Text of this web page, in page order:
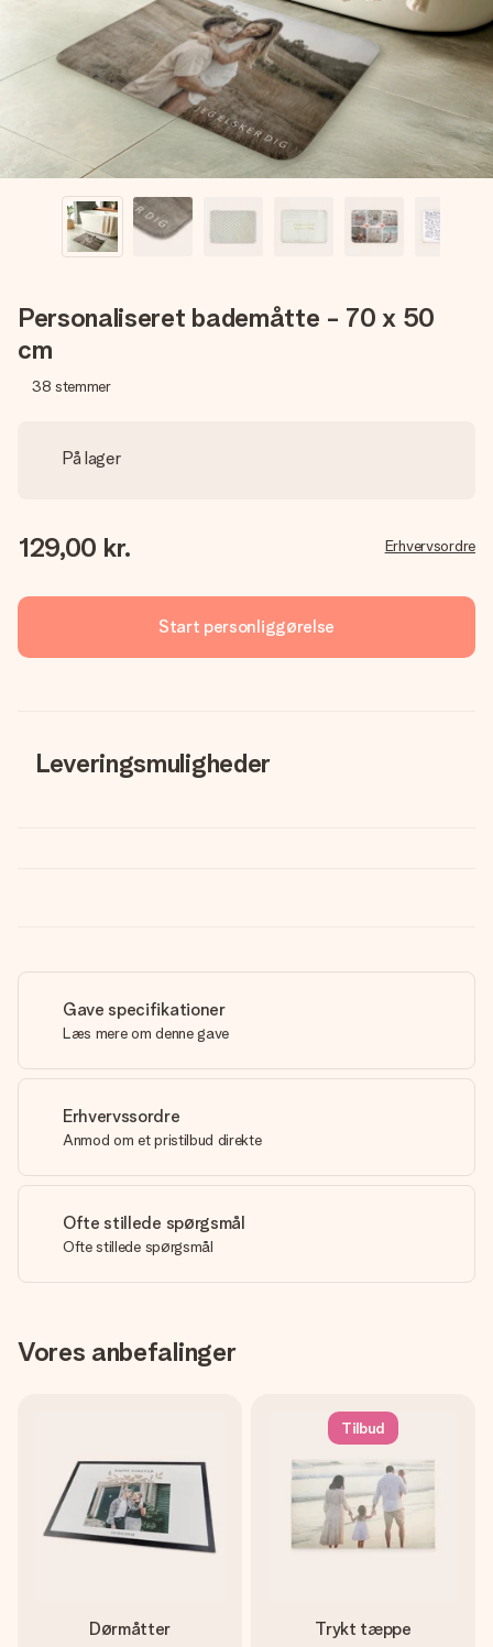
billede af dig eller en besked, der går lige i hendes hjerte.
Intet besvær men udelukkende en masse kærlighed i
øjeblikket.
Personaliseret bademåtte - 70 x 50
cm
38 stemmer
På lager
129,00 kr. Erhvervsordre
Start personliggørelse
Leveringsmuligheder
Gave specifikationer
Læs mere om denne gave
Erhvervssordre
Anmod om et pristilbud direkte
Ofte stillede spørgsmål
Ofte stillede spørgsmål
Vores anbefalinger
Dørmåtter
Tilbud
Trykt tæppe